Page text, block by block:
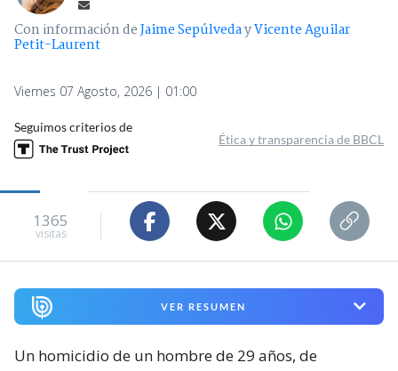
Con información deJaime SepúlvedayVicente Aguilar
Petit-Laurent
Viernes 07 Agosto, 2026 | 01:00
Seguimos criterios de
Ética y transparencia de BBCL
1365
visitas
VER RESUMEN
Un homicidio de un hombre de 29 años, de